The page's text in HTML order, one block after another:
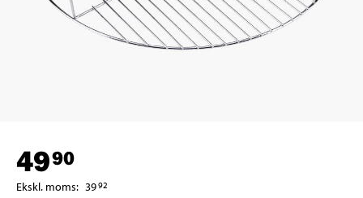
4990
Ekskl. moms: 3992